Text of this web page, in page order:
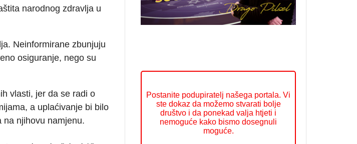
narodnog zdravlja u
Neinformirane zbunjuju
osiguranje, nego su
vlasti, jer da se radi o
a uplaćivanje bi bilo
na njihovu namjenu.
Postanite podupiratelj našega portala. Vi
ste dokaz da možemo stvarati bolje
društvo i da ponekad valja htjeti i
nemoguće kako bismo dosegnuli
moguće.